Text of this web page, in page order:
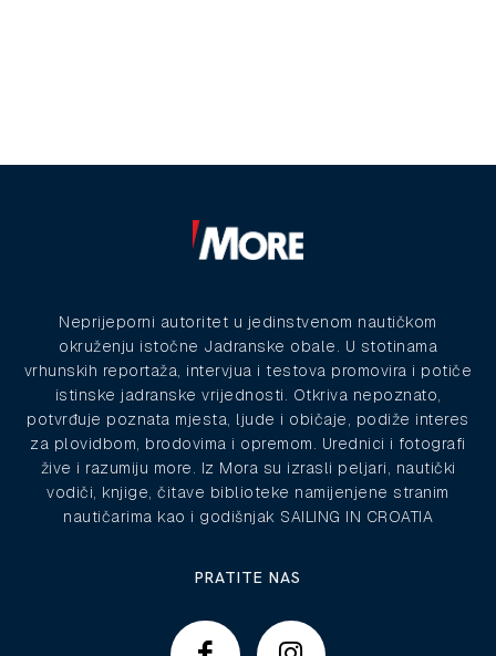
Neprijeporni autoritet u jedinstvenom nautičkom
okruženju istočne Jadranske obale. U stotinama
vrhunskih reportaža, intervjua i testova promovira i potiče
istinske jadranske vrijednosti. Otkriva nepoznato,
potvrđuje poznata mjesta, ljude i običaje, podiže interes
za plovidbom, brodovima i opremom. Urednici i fotografi
žive i razumiju more. Iz Mora su izrasli peljari, nautički
vodiči, knjige, čitave biblioteke namijenjene stranim
nautičarima kao i godišnjak SAILING IN CROATIA
PRATITE NAS